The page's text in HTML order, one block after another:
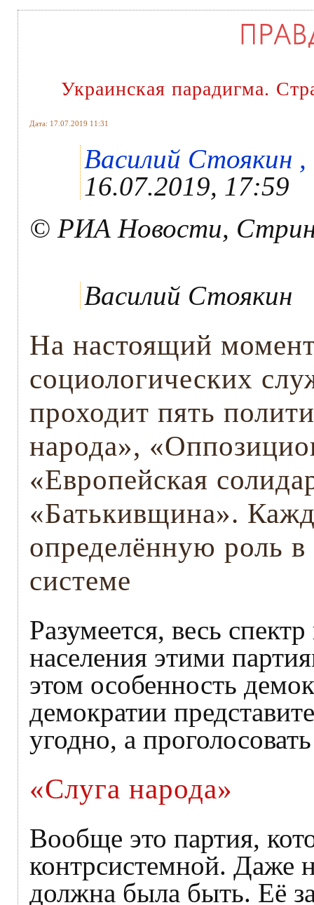
Украинская парадигма.
Дата: 17.07.2019 11:31
Василий Стоякин
16.07.2019, 17:59
© РИА Новости,
Василий Стоякин
На настоящий
социологических
проходит пять
народа»,
«Европейская
«Батькивщина».
определённую роль
системе
Разумеется, весь
населения этими
этом особенность
демократии
угодно, а
«Слуга народа»
Вообще это партия,
контрсистемной. Даже
должна была быть. Её